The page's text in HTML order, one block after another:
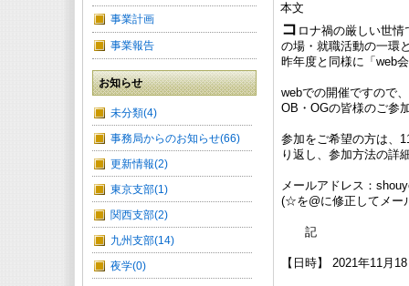
事業計画
事業報告
お知らせ
未分類(4)
事務局からのお知らせ(66)
更新情報(2)
東京支部(1)
関西支部(2)
九州支部(14)
夜学(0)
本文
コ ロナ禍の厳しい世
の場・就職活動の一環
昨年度と同様に「web
webでの開催ですので
OB・OGの皆様のご参
参加をご希望の方は、
り返し、参加方法の詳
メールアドレス：
(☆を@に修正してメー
記
【日時】 2021年11月